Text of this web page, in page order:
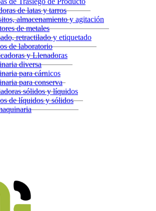
de latas y tarros
almacenamiento y agitación
de metales
retractilado y etiquetado
de laboratorio
y Llenadoras
diversa
para cárnicos
para conserva
sólidos y líquidos
de líquidos y sólidos